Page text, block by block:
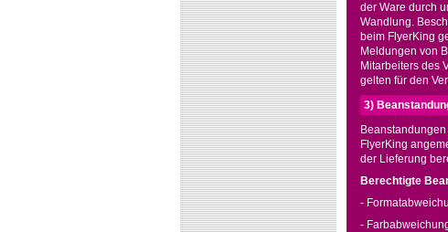
der Ware durch
Wandlung.
beim FlyerKing
Meldungen von
Mitarbeiters des
gelten für den
3)
FlyerKing
der Lieferung
Berechtigte
-
-